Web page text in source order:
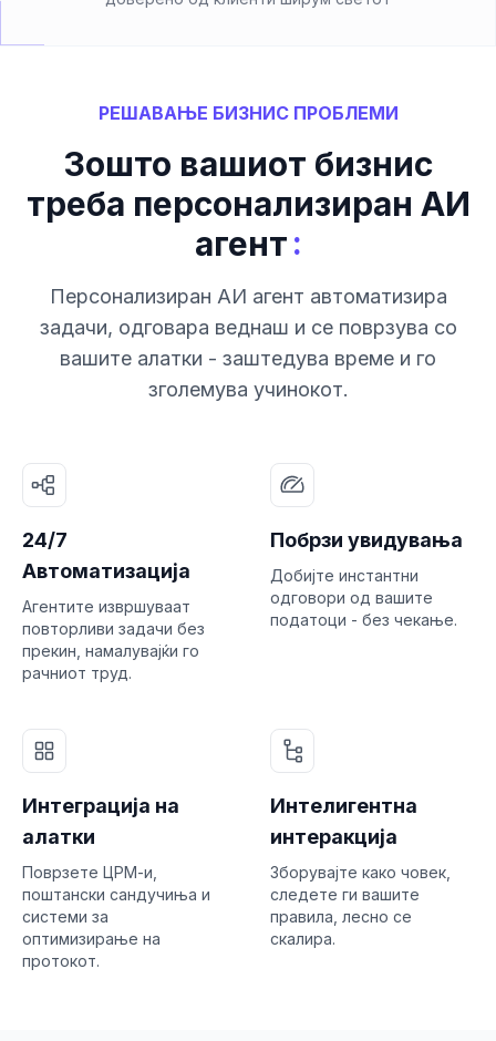
РЕШАВАЊЕ БИЗНИС ПРОБЛЕМИ
Зошто вашиот бизнис
треба персонализиран АИ
агент:
Персонализиран АИ агент автоматизира
задачи, одговара веднаш и се поврзува со
вашите алатки - заштедува време и го
зголемува учинокот.
24/7
Автоматизација
Агентите извршуваат
повторливи задачи без
прекин, намалувајќи го
рачниот труд.
Побрзи увидувања
Добијте инстантни
одговори од вашите
податоци - без чекање.
Интеграција на
алатки
Поврзете ЦРМ-и,
поштански сандучиња и
системи за
оптимизирање на
протокот.
Интелигентна
интеракција
Зборувајте како човек,
следете ги вашите
правила, лесно се
скалира.